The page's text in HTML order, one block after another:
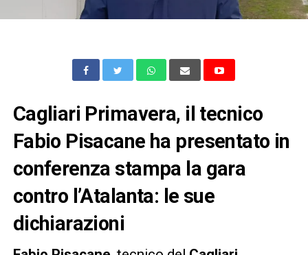
Cagliari Primavera, il tecnico
Fabio Pisacane ha presentato in
conferenza stampa la gara
contro l’Atalanta: le sue
dichiarazioni